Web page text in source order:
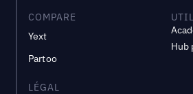
COMPARE
Yext
Partoo
Hub
LÉGAL